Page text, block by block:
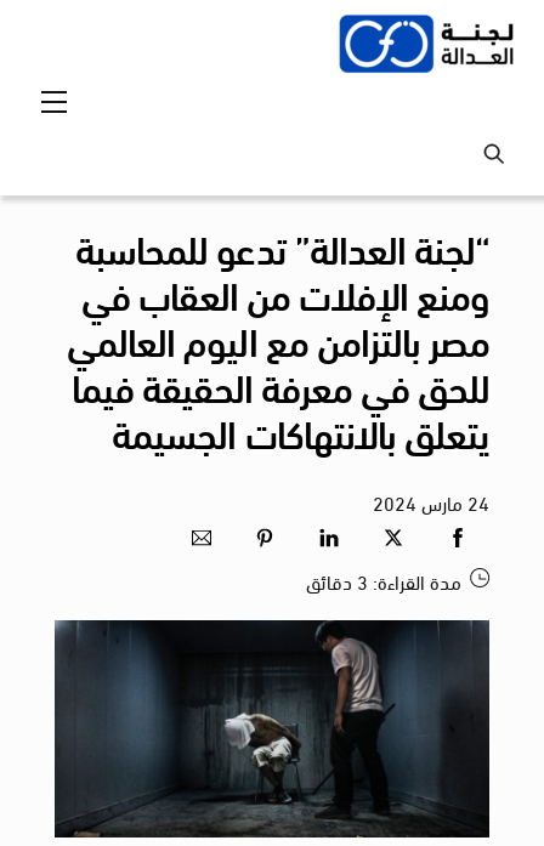
Skip
“لجنة العدالة” تدعو للمحاسبة
ومنع الإفلات من العقاب في
مصر بالتزامن مع اليوم العالمي
للحق في معرفة الحقيقة فيما
يتعلق بالانتهاكات الجسيمة
24 مارس2024
مدة القراءة: 3 دقائق